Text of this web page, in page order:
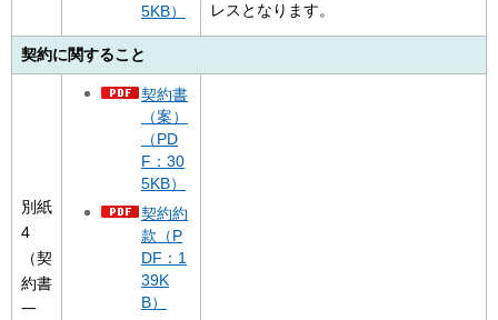
5KB）
レスとなります。
契約に関すること
別紙
4
（契
約書
一
契約書
（案）
（PD
F：30
5KB）
契約約
款（P
DF：1
39K
B）